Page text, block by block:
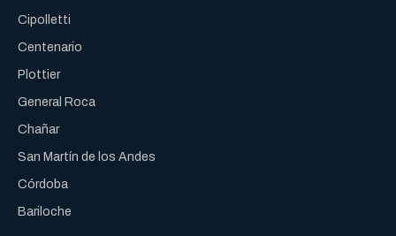
Cipolletti
Centenario
Plottier
General Roca
Chañar
San Martín de los Andes
Córdoba
Bariloche